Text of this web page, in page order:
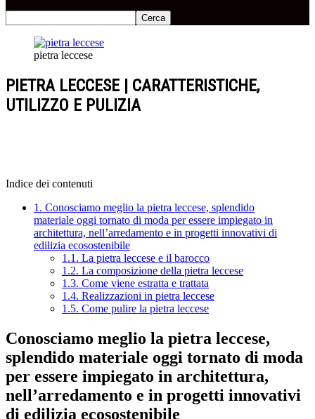
pietra leccese
PIETRA LECCESE | CARATTERISTICHE,
UTILIZZO E PULIZIA
Indice dei contenuti
1. Conosciamo meglio la pietra leccese, splendido
materiale oggi tornato di moda per essere impiegato in
architettura, nell’arredamento e in progetti innovativi di
edilizia ecosostenibile
1.1. La pietra leccese e il barocco
1.2. La composizione della pietra leccese
1.3. Come viene estratta e trattata
1.4. Realizzazioni in pietra leccese
1.5. Come pulire la pietra leccese
Conosciamo meglio la pietra leccese,
splendido materiale oggi tornato di moda
per essere impiegato in architettura,
nell’arredamento e in progetti innovativi
di edilizia ecosostenibile